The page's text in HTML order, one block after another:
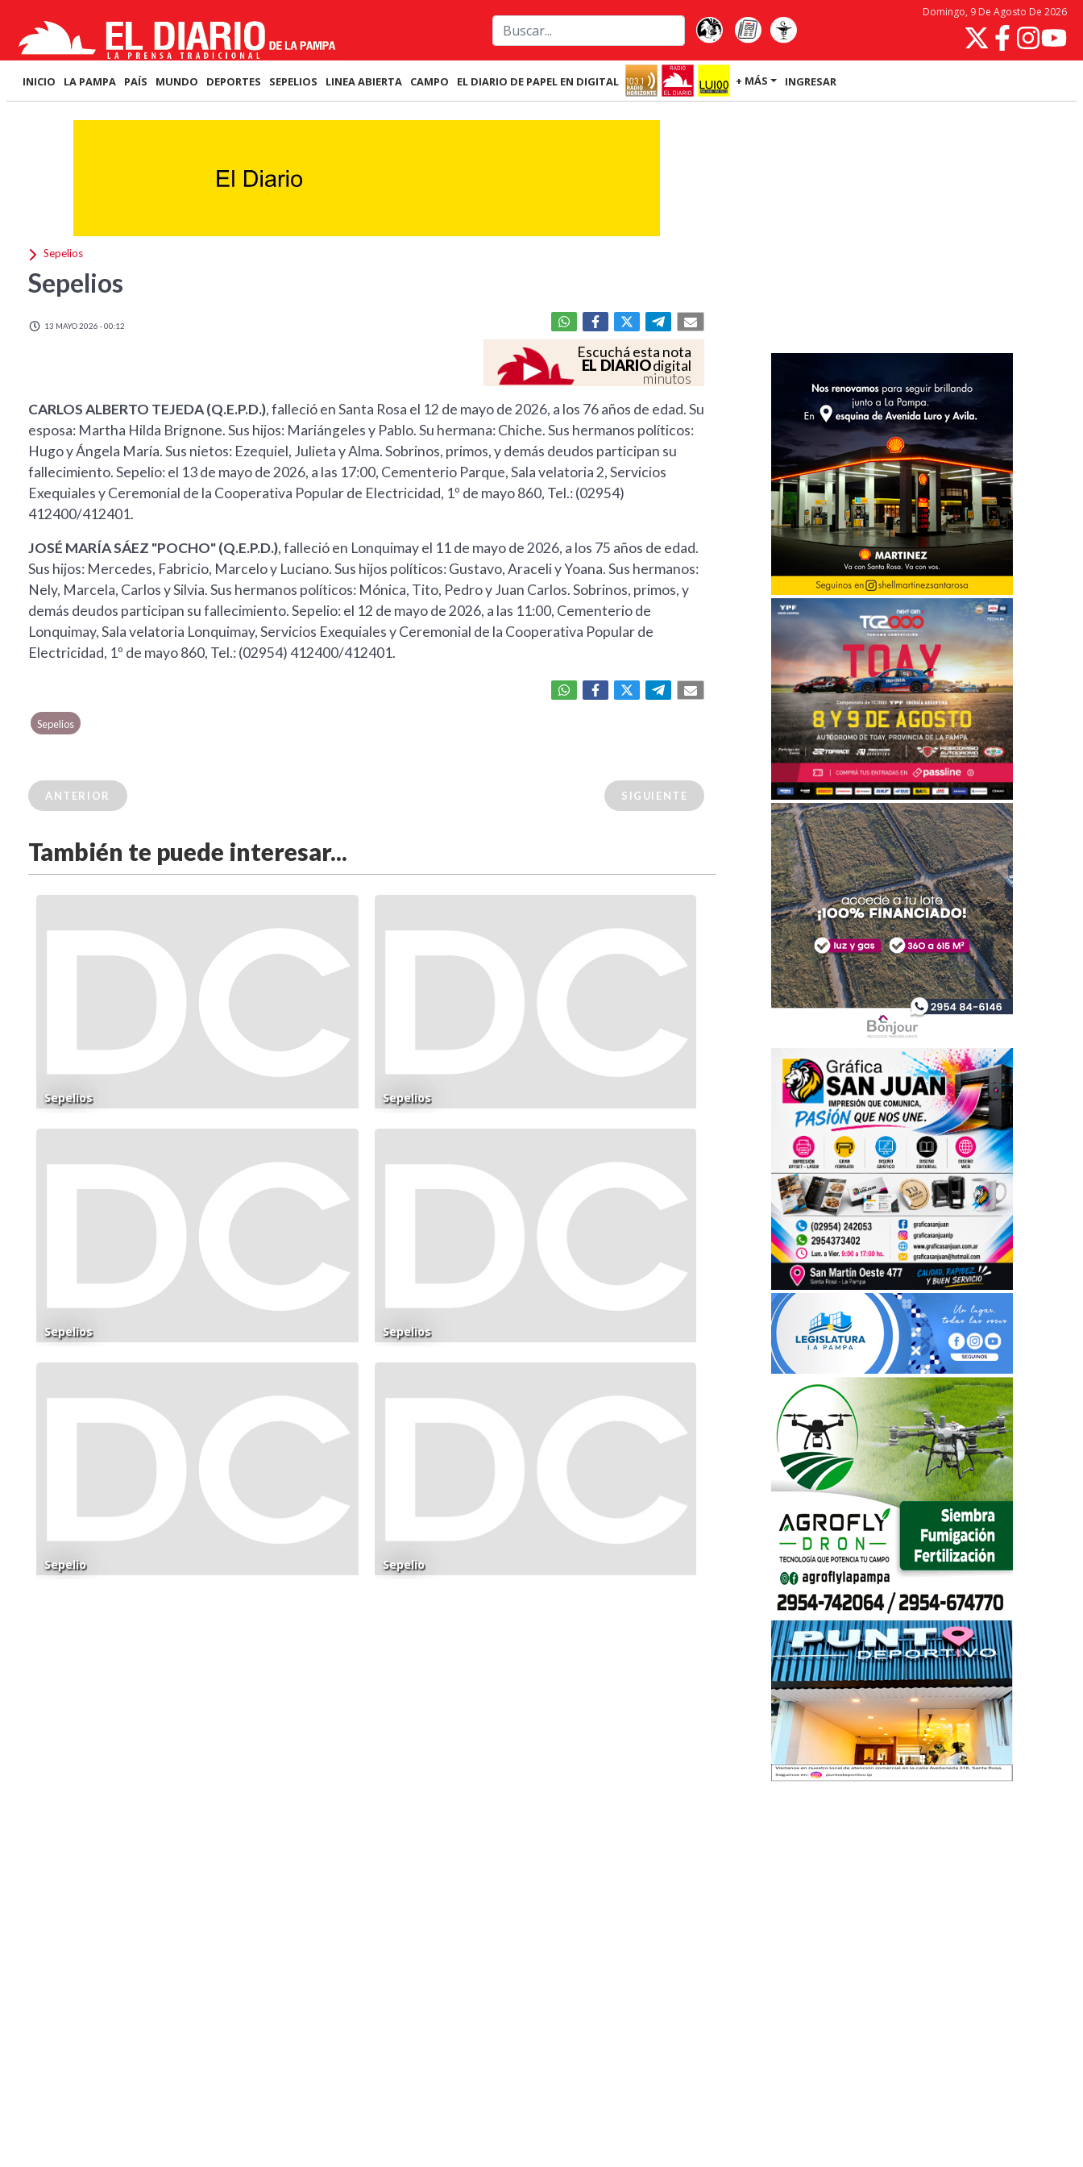
Domingo, 9 De Agosto De 2026
INICIO LA PAMPA PAÍS MUNDO DEPORTES SEPELIOS LINEA ABIERTA CAMPO EL DIARIO DE PAPEL EN DIGITAL + MÁS INGRESAR
Sepelios
Sepelios
13 MAYO 2026 - 00:12
Escuchá esta nota
EL DIARIOdigital
minutos
CARLOS ALBERTO TEJEDA (Q.E.P.D.), falleció en Santa Rosa el 12 de mayo de 2026, a los 76 años de edad. Su
esposa: Martha Hilda Brignone. Sus hijos: Mariángeles y Pablo. Su hermana: Chiche. Sus hermanos políticos:
Hugo y Ángela María. Sus nietos: Ezequiel, Julieta y Alma. Sobrinos, primos, y demás deudos participan su
fallecimiento. Sepelio: el 13 de mayo de 2026, a las 17:00, Cementerio Parque, Sala velatoria 2, Servicios
Exequiales y Ceremonial de la Cooperativa Popular de Electricidad, 1º de mayo 860, Tel.: (02954)
412400/412401.
JOSÉ MARÍA SÁEZ "POCHO" (Q.E.P.D.), falleció en Lonquimay el 11 de mayo de 2026, a los 75 años de edad.
Sus hijos: Mercedes, Fabricio, Marcelo y Luciano. Sus hijos políticos: Gustavo, Araceli y Yoana. Sus hermanos:
Nely, Marcela, Carlos y Silvia. Sus hermanos políticos: Mónica, Tito, Pedro y Juan Carlos. Sobrinos, primos, y
demás deudos participan su fallecimiento. Sepelio: el 12 de mayo de 2026, a las 11:00, Cementerio de
Lonquimay, Sala velatoria Lonquimay, Servicios Exequiales y Ceremonial de la Cooperativa Popular de
Electricidad, 1º de mayo 860, Tel.: (02954) 412400/412401.
Sepelios
ANTERIOR SIGUIENTE
También te puede interesar...
Sepelios Sepelios
Sepelios Sepelios
Sepelio Sepelio